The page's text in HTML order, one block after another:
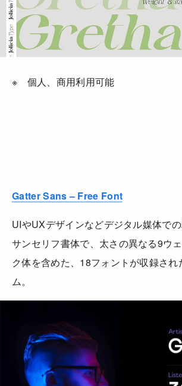
※ 個人、商用利用可能
Gatter Sans – Free Font
UIやUXデザインなどデジタル媒体で
サンセリフ書体で、太さの異なる9ウ
ク体を含めた、18フォントが収録され
ム。